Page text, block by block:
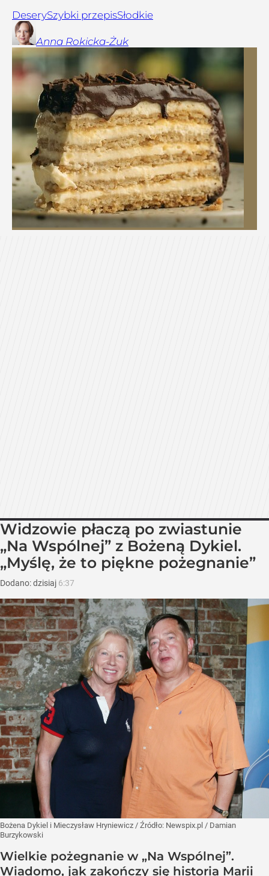
DeserySzybki przepisSłodkie
Anna Rokicka-Żuk
Widzowie płaczą po zwiastunie
„Na Wspólnej” z Bożeną Dykiel.
„Myślę, że to piękne pożegnanie”
Dodano:dzisiaj 6:37
Bożena Dykiel i Mieczysław Hryniewicz / Źródło: Newspix.pl / Damian
Burzykowski
Wielkie pożegnanie w „Na Wspólnej”.
Wiadomo, jak zakończy się historia Marii